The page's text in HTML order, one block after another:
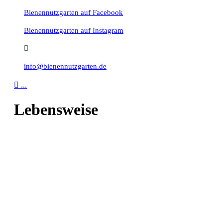
Bienennutzgarten auf Facebook
Bienennutzgarten auf Instagram
info@bienennutzgarten.de
 ...
Lebensweise